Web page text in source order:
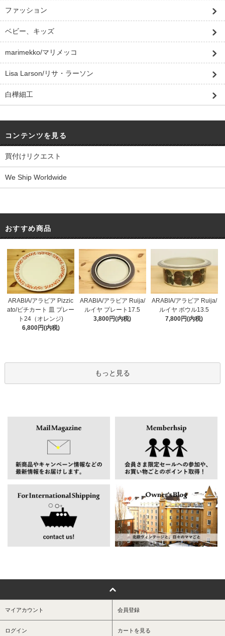
ファッション
ベビー、キッズ
marimekko/マリメッコ
Lisa Larson/リサ・ラーソン
白樺細工
コンテンツを見る
買付けリクエスト
We Ship Worldwide
おすすめ商品
ARABIA/アラビア Pizzic
ato/ピチカート 皿 プレー
ト24（オレンジ)
6,800円(内税)
ARABIA/アラビア Ruija/
ルイヤ プレート17.5
3,800円(内税)
ARABIA/アラビア Ruija/
ルイヤ ボウル13.5
7,800円(内税)
もっと見る
マイアカウント 会員登録
ログイン カートを見る